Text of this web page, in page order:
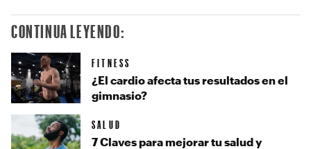
CONTINUA LEYENDO:
FITNESS
¿El cardio afecta tus resultados en el
gimnasio?
SALUD
7 Claves para mejorar tu salud y